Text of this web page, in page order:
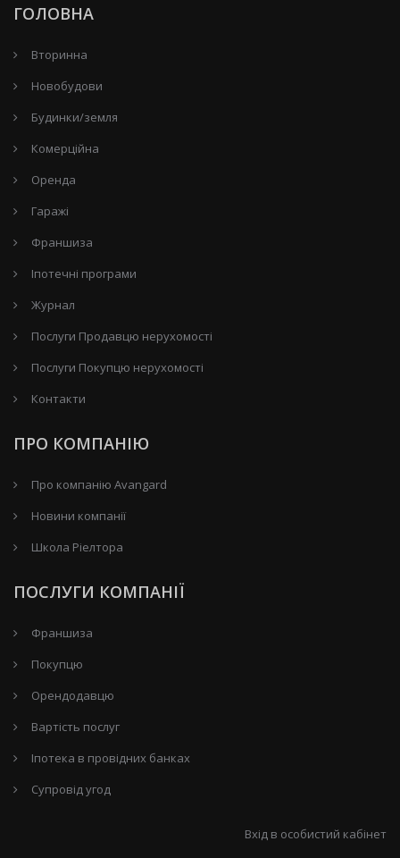
ГОЛОВНА
Вторинна
Новобудови
Будинки/земля
Комерційна
Оренда
Гаражі
Франшиза
Іпотечні програми
Журнал
Послуги Продавцю нерухомості
Послуги Покупцю нерухомості
Контакти
ПРО КОМПАНІЮ
Про компанію Avangard
Новини компанії
Школа Ріелтора
ПОСЛУГИ КОМПАНІЇ
Франшиза
Покупцю
Орендодавцю
Вартість послуг
Іпотека в провідних банках
Супровід угод
Вхід в особистий кабінет